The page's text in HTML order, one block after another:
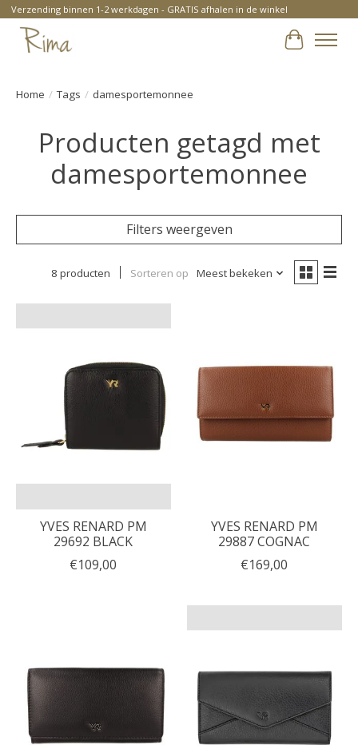
Verzending binnen 1-2 werkdagen - GRATIS afhalen in de winkel
Home / Tags / damesportemonnee
Producten getagd met
damesportemonnee
Filters weergeven
8 producten Sorteren op Meest bekeken
YVES RENARD PM
29692 BLACK
€109,00
YVES RENARD PM
29887 COGNAC
€169,00